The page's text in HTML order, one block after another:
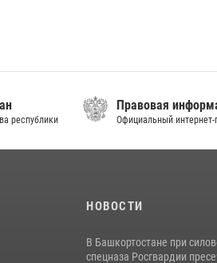
республики
Правовая
Официальный интернет-
НОВОСТИ
В Башкортостане при
спецназа Росгвардии